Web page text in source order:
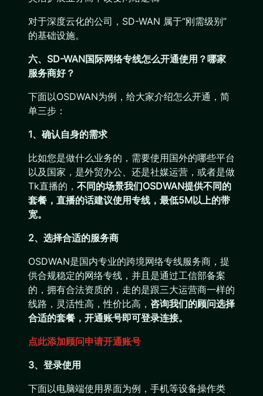
对于深度云化的公司，SD-WAN 属于“刚需级别”
的基础设施。
六、SD-WAN国际网络专线怎么开通使用？哪家
服务商好？
下面以OSDWAN为例，给大家介绍怎么开通，简
单三步：
1、确认自身的需求
比如您是做什么业务的，需要使用国外的哪些平台
以及国家，是外贸办公、还是社媒运营，或者是做
Tk直播的， 不同的场景我们OSDWAN提供不同的
套餐，直播的话建议使用专线，最低5M以上的带
宽。
2、选择合适的服务商
OSDWAN是国内专业的跨境网络专线服务商，提
供合规稳定的网络专线，并且是通过工信部备案
的，拥有合法资质的，走的是跟三大运营商一样的
线路，灵活性高，性价比高， 咨询我们的顾问选择
合适的套餐，开通账号即可登录连接。
点此添加顾问申请开通账号
3、登录使用
下面以电脑端使用界面为例，手机等设备操作类